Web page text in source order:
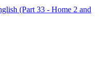
(Part 33 - Home 2 and